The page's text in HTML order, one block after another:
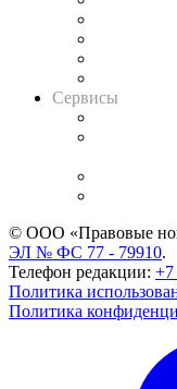
Сервисы
© ООО «Правовые
ЭЛ № ФС 77 - 79910.
Телефон редакции: +7
Политика
Политика